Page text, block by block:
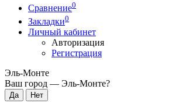
Сравнение0
Закладки0
Личный кабинет
Авторизация
Регистрация
Эль-Монте
Ваш город — Эль-Монте?